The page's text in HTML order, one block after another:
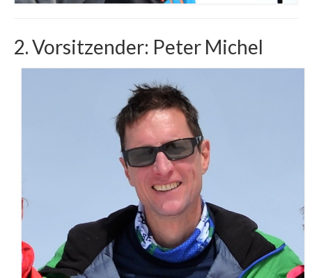
2. Vorsitzender: Peter Michel